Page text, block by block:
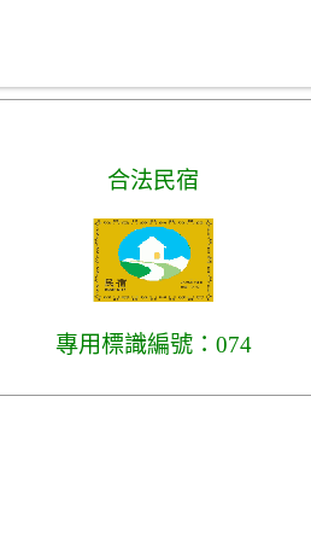
合法民宿
專用標識編號：074